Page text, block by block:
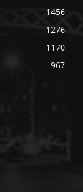
1456
1276
1170
967